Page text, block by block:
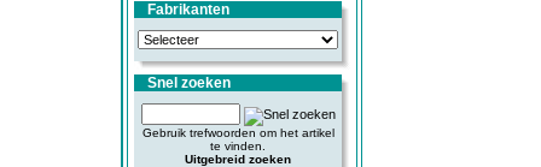
Fabrikanten
Snel zoeken
Gebruik trefwoorden om het artikel
te vinden.
Uitgebreid zoeken